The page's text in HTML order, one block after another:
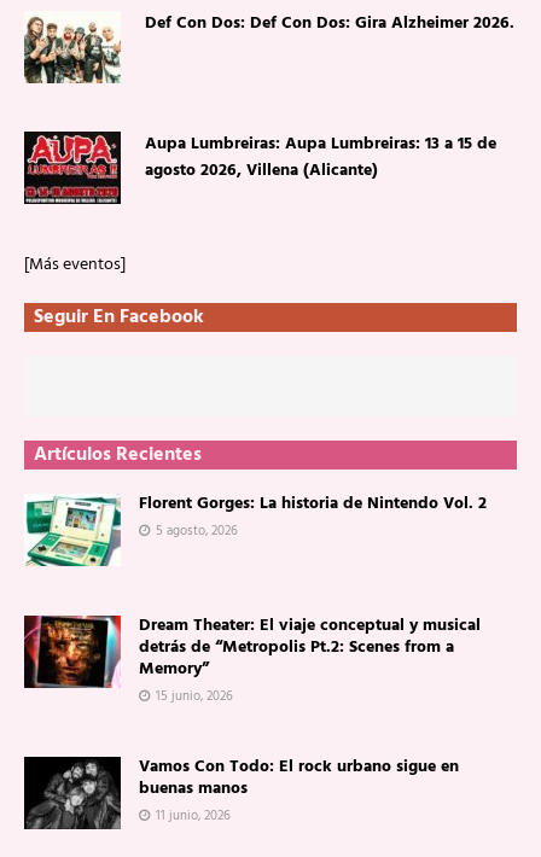
Def Con Dos: Def Con Dos: Gira Alzheimer 2026.
Aupa Lumbreiras: Aupa Lumbreiras: 13 a 15 de
agosto 2026, Villena (Alicante)
[Más eventos]
Seguir En Facebook
Artículos Recientes
Florent Gorges: La historia de Nintendo Vol. 2
5 agosto, 2026
Dream Theater: El viaje conceptual y musical
detrás de “Metropolis Pt.2: Scenes from a
Memory”
15 junio, 2026
Vamos Con Todo: El rock urbano sigue en
buenas manos
11 junio, 2026